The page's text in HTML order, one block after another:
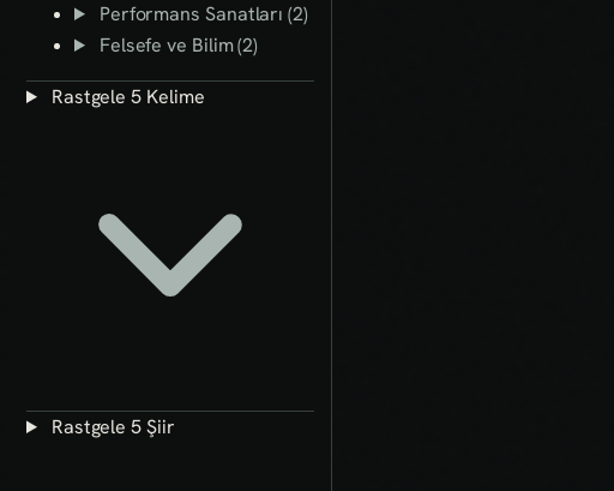
Performans Sanatları (2)
Felsefe ve Bilim (2)
Rastgele 5 Kelime
Rastgele 5 Şiir